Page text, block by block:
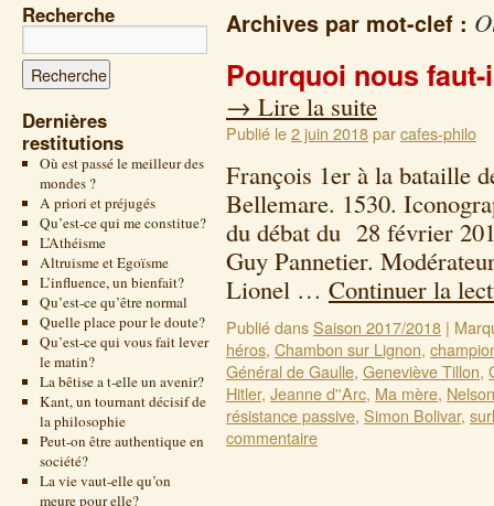
Recherche
Dernières
restitutions
Où est passé le meilleur des
mondes ?
A priori et préjugés
Qu’est-ce qui me constitue?
L’Athéisme
Altruisme et Egoïsme
L’influence, un bienfait?
Qu’est-ce qu’être normal
Quelle place pour le doute?
Qu’est-ce qui vous fait lever
le matin?
La bêtise a t-elle un avenir?
Kant, un tournant décisif de
la philosophie
Peut-on être authentique en
société?
La vie vaut-elle qu’on
meure pour elle?
Archives par mot-clef :
Pourquoi nous
→ Lire la suite
Publié le2 juin 2018parcafes-philo
François 1er à la bataille
Bellemare. 1530.
du débat du 28 février
Guy Pannetier.
Lionel … Continuer la
Publié dansSaison 2017/2018 |
héros, Chambon sur Lignon,
Général de Gaulle, Geneviève Tillon,
Hitler, Jeanne d''Arc, Ma mère,
résistance passive, Simon Bolivar,
commentaire